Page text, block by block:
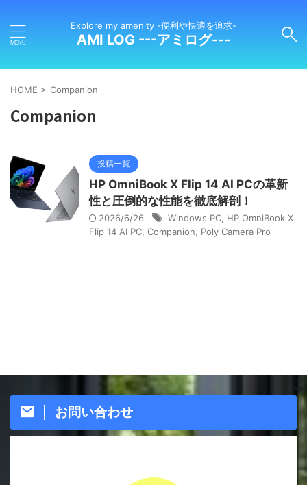
Explore my amenity -便利や快適を追求-
AMI LOG ---アミログ---
HOME > Companion
Companion
投稿一覧
HP OmniBook X Flip 14 AI PCの革新
性と圧倒的な性能を徹底解剖！
2026/6/26 Windows PC HP OmniBook X
Flip 14 AI PC Companion Poly Camera Pro
お問い合わせ